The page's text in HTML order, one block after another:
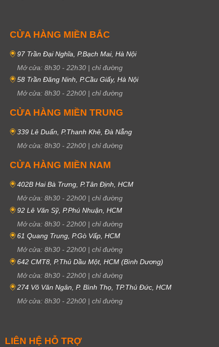
CỬA HÀNG MIỀN BẮC
97 Trần Đại Nghĩa, P.Bạch Mai, Hà Nội
Mở cửa: 8h30 - 22h30 | chỉ đường
58 Trần Đăng Ninh, P.Cầu Giấy, Hà Nội
Mở cửa: 8h30 - 22h00 | chỉ đường
CỬA HÀNG MIỀN TRUNG
339 Lê Duẩn, P.Thanh Khê, Đà Nẵng
Mở cửa: 8h30 - 22h00 | chỉ đường
CỬA HÀNG MIỀN NAM
402B Hai Bà Trưng, P.Tân Định, HCM
Mở cửa: 8h30 - 22h00 | chỉ đường
92 Lê Văn Sỹ, P.Phú Nhuận, HCM
Mở cửa: 8h30 - 22h00 | chỉ đường
61 Quang Trung, P.Gò Vấp, HCM
Mở cửa: 8h30 - 22h00 | chỉ đường
642 CMT8, P.Thủ Dầu Một, HCM (Bình Dương)
Mở cửa: 8h30 - 22h00 | chỉ đường
274 Võ Văn Ngân, P. Bình Thọ, TP.Thủ Đức, HCM
Mở cửa: 8h30 - 22h00 | chỉ đường
LIÊN HỆ HỖ TRỢ